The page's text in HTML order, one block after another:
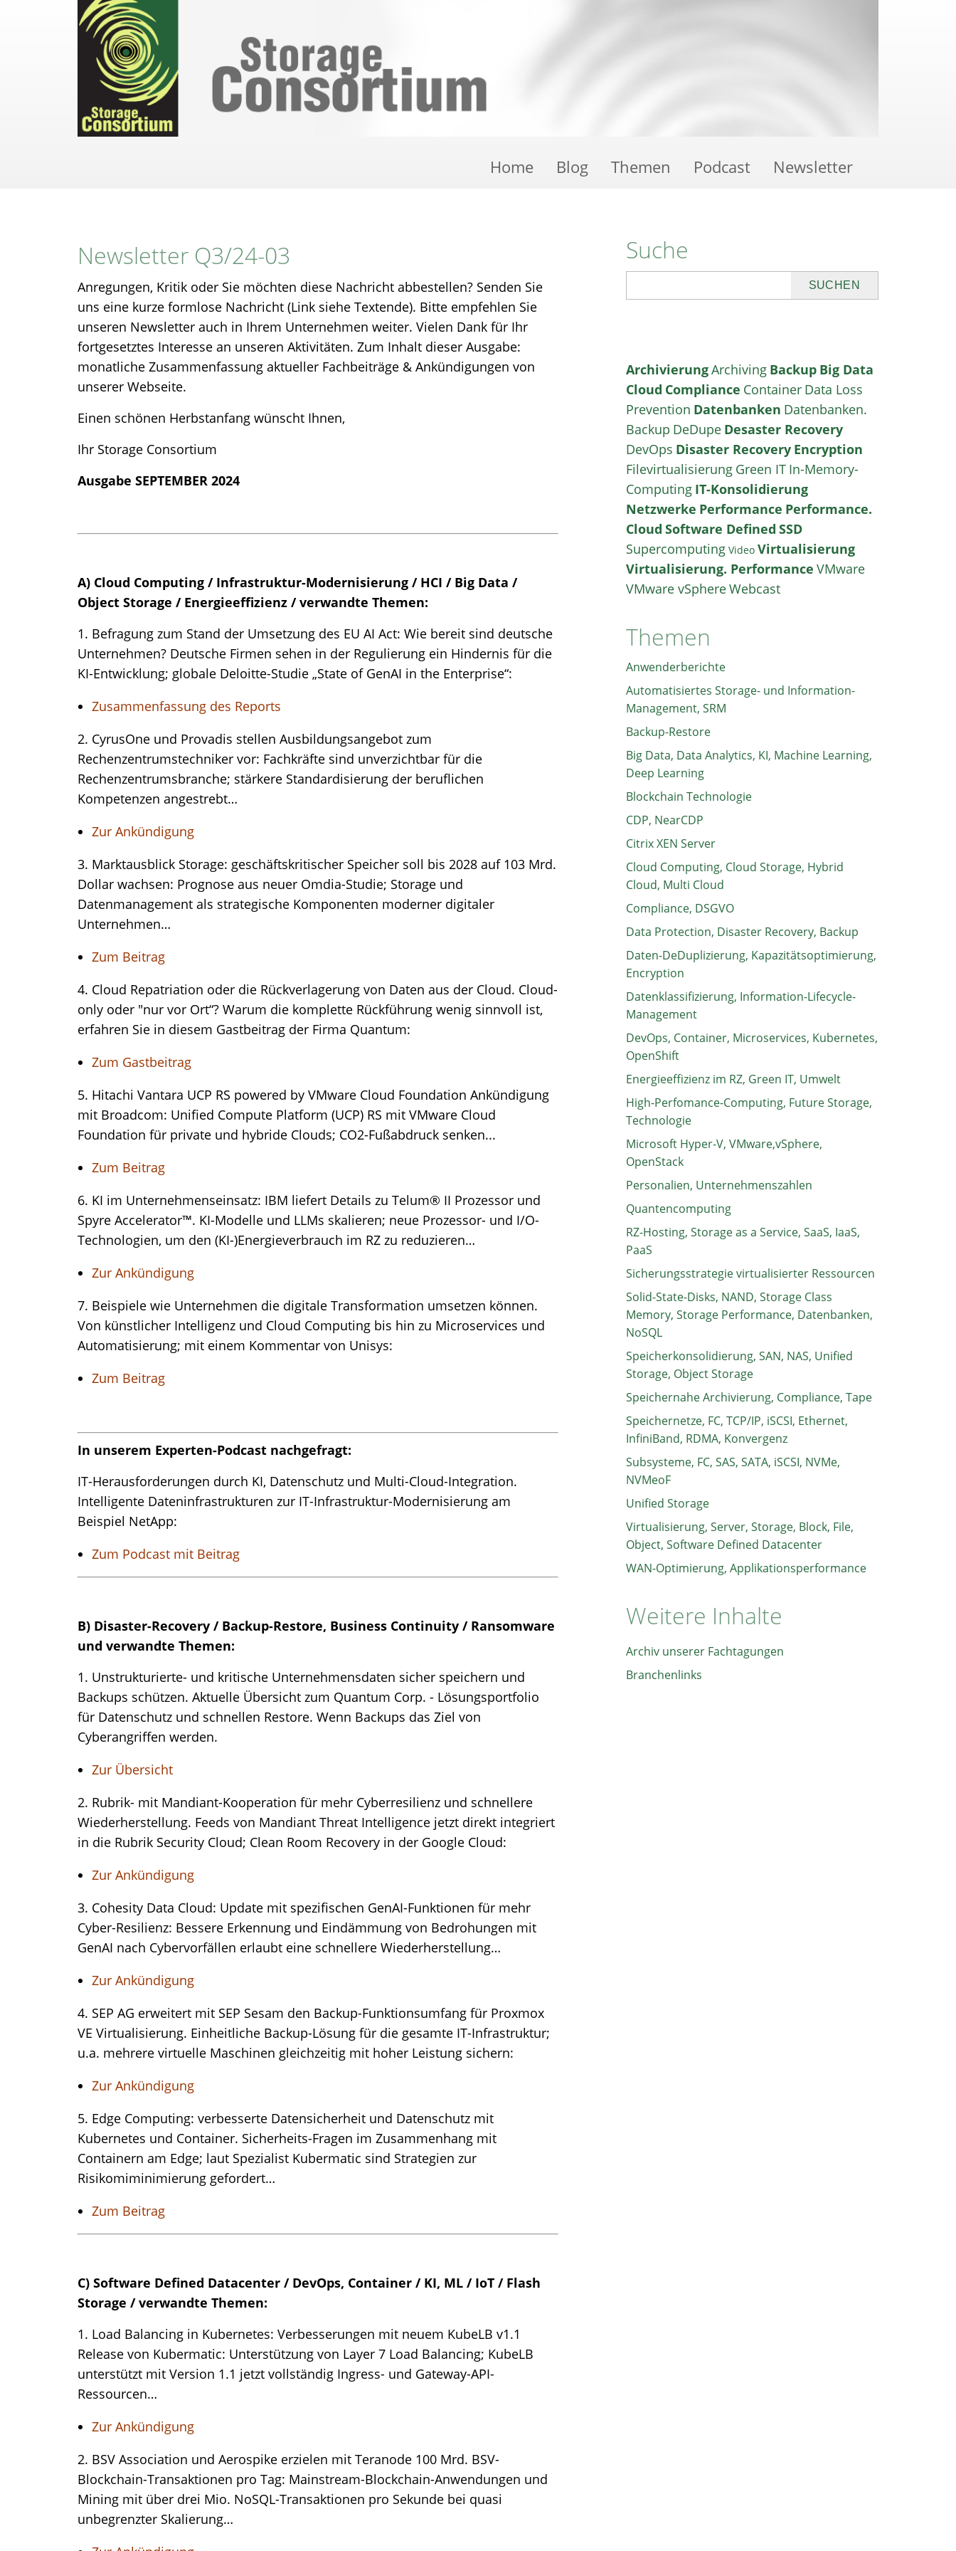
Home Blog Themen Podcast Newsletter
Newsletter Q3/24-03
Anregungen, Kritik oder Sie möchten diese Nachricht abbestellen? Senden Sie
uns eine kurze formlose Nachricht (Link siehe Textende). Bitte empfehlen Sie
unseren Newsletter auch in Ihrem Unternehmen weiter. Vielen Dank für Ihr
fortgesetztes Interesse an unseren Aktivitäten. Zum Inhalt dieser Ausgabe:
monatliche Zusammenfassung aktueller Fachbeiträge & Ankündigungen von
unserer Webseite.
Einen schönen Herbstanfang wünscht Ihnen,
Ihr Storage Consortium
Ausgabe SEPTEMBER 2024
A) Cloud Computing / Infrastruktur-Modernisierung / HCI / Big Data /
Object Storage / Energieeffizienz / verwandte Themen:
1. Befragung zum Stand der Umsetzung des EU AI Act: Wie bereit sind deutsche
Unternehmen? Deutsche Firmen sehen in der Regulierung ein Hindernis für die
KI-Entwicklung; globale Deloitte-Studie „State of GenAI in the Enterprise“:
Zusammenfassung des Reports
2. CyrusOne und Provadis stellen Ausbildungsangebot zum
Rechenzentrumstechniker vor: Fachkräfte sind unverzichtbar für die
Rechenzentrumsbranche; stärkere Standardisierung der beruflichen
Kompetenzen angestrebt…
Zur Ankündigung
3. Marktausblick Storage: geschäftskritischer Speicher soll bis 2028 auf 103 Mrd.
Dollar wachsen: Prognose aus neuer Omdia-Studie; Storage und
Datenmanagement als strategische Komponenten moderner digitaler
Unternehmen…
Zum Beitrag
4. Cloud Repatriation oder die Rückverlagerung von Daten aus der Cloud. Cloud-
only oder "nur vor Ort“? Warum die komplette Rückführung wenig sinnvoll ist,
erfahren Sie in diesem Gastbeitrag der Firma Quantum:
Zum Gastbeitrag
5. Hitachi Vantara UCP RS powered by VMware Cloud Foundation Ankündigung
mit Broadcom: Unified Compute Platform (UCP) RS mit VMware Cloud
Foundation für private und hybride Clouds; CO2-Fußabdruck senken...
Zum Beitrag
6. KI im Unternehmenseinsatz: IBM liefert Details zu Telum® II Prozessor und
Spyre Accelerator™. KI-Modelle und LLMs skalieren; neue Prozessor- und I/O-
Technologien, um den (KI-)Energieverbrauch im RZ zu reduzieren…
Zur Ankündigung
7. Beispiele wie Unternehmen die digitale Transformation umsetzen können.
Von künstlicher Intelligenz und Cloud Computing bis hin zu Microservices und
Automatisierung; mit einem Kommentar von Unisys:
Zum Beitrag
In unserem Experten-Podcast nachgefragt:
IT-Herausforderungen durch KI, Datenschutz und Multi-Cloud-Integration.
Intelligente Dateninfrastrukturen zur IT-Infrastruktur-Modernisierung am
Beispiel NetApp:
Zum Podcast mit Beitrag
B) Disaster-Recovery / Backup-Restore, Business Continuity / Ransomware
und verwandte Themen:
1. Unstrukturierte- und kritische Unternehmensdaten sicher speichern und
Backups schützen. Aktuelle Übersicht zum Quantum Corp. - Lösungsportfolio
für Datenschutz und schnellen Restore. Wenn Backups das Ziel von
Cyberangriffen werden.
Zur Übersicht
2. Rubrik- mit Mandiant-Kooperation für mehr Cyberresilienz und schnellere
Wiederherstellung. Feeds von Mandiant Threat Intelligence jetzt direkt integriert
in die Rubrik Security Cloud; Clean Room Recovery in der Google Cloud:
Zur Ankündigung
3. Cohesity Data Cloud: Update mit spezifischen GenAI-Funktionen für mehr
Cyber-Resilienz: Bessere Erkennung und Eindämmung von Bedrohungen mit
GenAI nach Cybervorfällen erlaubt eine schnellere Wiederherstellung…
Zur Ankündigung
4. SEP AG erweitert mit SEP Sesam den Backup-Funktionsumfang für Proxmox
VE Virtualisierung. Einheitliche Backup-Lösung für die gesamte IT-Infrastruktur;
u.a. mehrere virtuelle Maschinen gleichzeitig mit hoher Leistung sichern:
Zur Ankündigung
5. Edge Computing: verbesserte Datensicherheit und Datenschutz mit
Kubernetes und Container. Sicherheits-Fragen im Zusammenhang mit
Containern am Edge; laut Spezialist Kubermatic sind Strategien zur
Risikomiminimierung gefordert…
Zum Beitrag
C) Software Defined Datacenter / DevOps, Container / KI, ML / IoT / Flash
Storage / verwandte Themen:
1. Load Balancing in Kubernetes: Verbesserungen mit neuem KubeLB v1.1
Release von Kubermatic: Unterstützung von Layer 7 Load Balancing; KubeLB
unterstützt mit Version 1.1 jetzt vollständig Ingress- und Gateway-API-
Ressourcen…
Zur Ankündigung
2. BSV Association und Aerospike erzielen mit Teranode 100 Mrd. BSV-
Blockchain-Transaktionen pro Tag: Mainstream-Blockchain-Anwendungen und
Mining mit über drei Mio. NoSQL-Transaktionen pro Sekunde bei quasi
unbegrenzter Skalierung…
Suche
ArchivierungArchiving Backup Big Data
Cloud Compliance Container Data Loss
Prevention Datenbanken Datenbanken.
Backup DeDupe Desaster Recovery
DevOps Disaster Recovery Encryption
Filevirtualisierung Green IT In-Memory-
Computing IT-Konsolidierung
Netzwerke Performance Performance.
Cloud Software Defined SSD
Supercomputing Video Virtualisierung
Virtualisierung. Performance VMware
VMware vSphereWebcast
Themen
Anwenderberichte
Automatisiertes Storage- und Information-
Management, SRM
Backup-Restore
Big Data, Data Analytics, KI, Machine Learning,
Deep Learning
Blockchain Technologie
CDP, NearCDP
Citrix XEN Server
Cloud Computing, Cloud Storage, Hybrid
Cloud, Multi Cloud
Compliance, DSGVO
Data Protection, Disaster Recovery, Backup
Daten-DeDuplizierung, Kapazitätsoptimierung,
Encryption
Datenklassifizierung, Information-Lifecycle-
Management
DevOps, Container, Microservices, Kubernetes,
OpenShift
Energieeffizienz im RZ, Green IT, Umwelt
High-Perfomance-Computing, Future Storage,
Technologie
Microsoft Hyper-V, VMware,vSphere,
OpenStack
Personalien, Unternehmenszahlen
Quantencomputing
RZ-Hosting, Storage as a Service, SaaS, IaaS,
PaaS
Sicherungsstrategie virtualisierter Ressourcen
Solid-State-Disks, NAND, Storage Class
Memory, Storage Performance, Datenbanken,
NoSQL
Speicherkonsolidierung, SAN, NAS, Unified
Storage, Object Storage
Speichernahe Archivierung, Compliance, Tape
Speichernetze, FC, TCP/IP, iSCSI, Ethernet,
InfiniBand, RDMA, Konvergenz
Subsysteme, FC, SAS, SATA, iSCSI, NVMe,
NVMeoF
Unified Storage
Virtualisierung, Server, Storage, Block, File,
Object, Software Defined Datacenter
WAN-Optimierung, Applikationsperformance
Weitere Inhalte
Archiv unserer Fachtagungen
Branchenlinks